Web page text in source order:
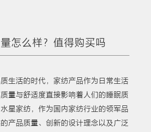
怎么样？值得购买吗
生活的时代，家纺产品作为日常生活
量与舒适度直接影响着人们的睡眠质
星家纺，作为国内家纺行业的领军品
产品质量、创新的设计理念以及广泛